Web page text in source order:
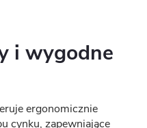
i wygodne
ergonomicznie
cynku, zapewniające